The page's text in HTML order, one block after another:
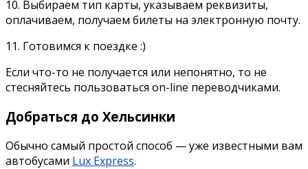
10. Выбираем тип карты, указываем реквизиты,
оплачиваем, получаем билеты на электронную почту.
11. Готовимся к поездке :)
Если что-то не получается или непонятно, то не
стесняйтесь пользоваться on-line переводчиками.
Добраться до Хельсинки
Обычно самый простой способ — уже известными вам
автобусами Lux Express.